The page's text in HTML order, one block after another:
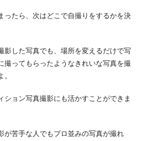
ったら、次はどこで自撮りをするかを決
影した写真でも、場所を変えるだけで写
撮ってもらったようなきれいな写真を撮
ション写真撮影にも活かすことができま
が苦手な人でもプロ並みの写真が撮れ